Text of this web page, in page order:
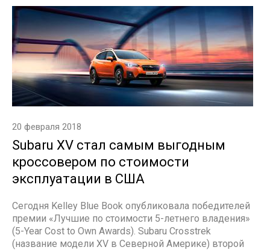
20 февраля 2018
Subaru XV стал самым выгодным
кроссовером по стоимости
эксплуатации в США
Сегодня Kelley Blue Book опубликовала победителей
премии «Лучшие по стоимости 5-летнего владения»
(5-Year Cost to Own Awards). Subaru Crosstrek
(название модели XV в Северной Америке) второй